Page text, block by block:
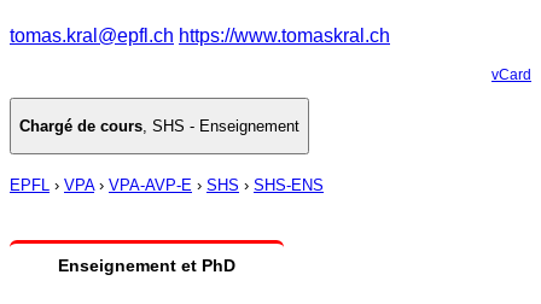
tomas.kral@epfl.ch https://www.tomaskral.ch
vCard
Chargé de cours, SHS - Enseignement
EPFL › VPA› VPA-AVP-E › SHS › SHS-ENS
Enseignement et PhD